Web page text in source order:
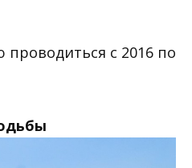
проводиться с 2016 по